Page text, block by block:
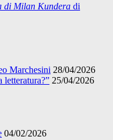
di Milan Kundera di
Marchesini 28/04/2026
letteratura?” 25/04/2026
04/02/2026